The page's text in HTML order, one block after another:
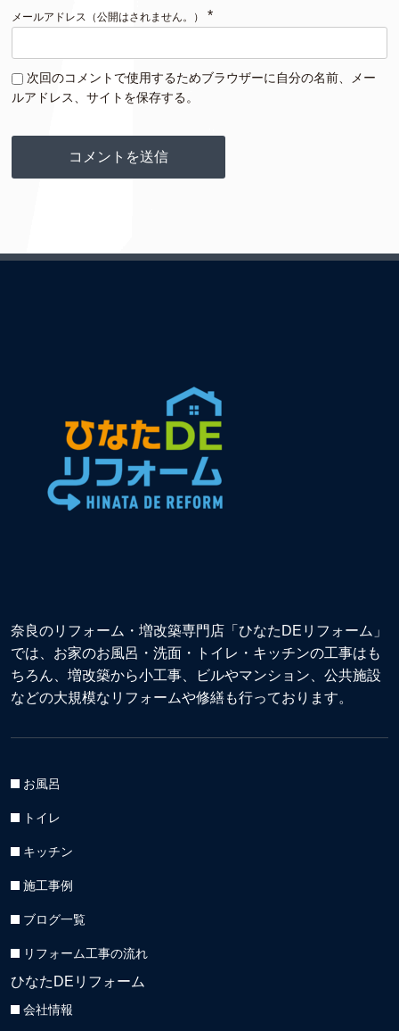
メールアドレス（公開はされません。） *
次回のコメントで使用するためブラウザーに自分の名前、メー
ルアドレス、サイトを保存する。
奈良のリフォーム・増改築専門店「ひなたDEリフォーム」
では、お家のお風呂・洗面・トイレ・キッチンの工事はも
ちろん、増改築から小工事、ビルやマンション、公共施設
などの大規模なリフォームや修繕も行っております。
お風呂
トイレ
キッチン
施工事例
ブログ一覧
リフォーム工事の流れ
ひなたDEリフォーム
会社情報